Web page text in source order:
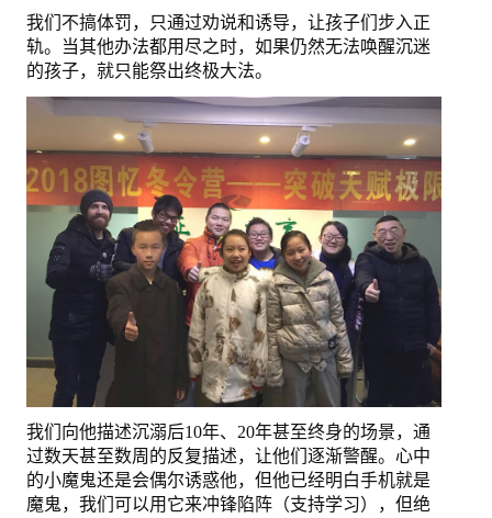
地址电话
注册/登陆
登陆
注册
更改
退出
我们不搞体罚，只通过劝说和诱导，让孩子们步入正
轨。当其他办法都用尽之时，如果仍然无法唤醒沉迷
的孩子，就只能祭出终极大法。
我们向他描述沉溺后10年、20年甚至终身的场景，通
过数天甚至数周的反复描述，让他们逐渐警醒。心中
的小魔鬼还是会偶尔诱惑他，但他已经明白手机就是
魔鬼，我们可以用它来冲锋陷阵（支持学习），但绝